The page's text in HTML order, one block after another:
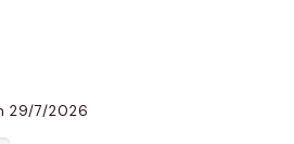
29/7/2026